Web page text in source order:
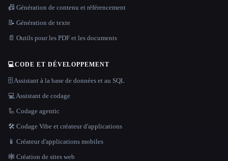
📠 Génération de contenu et référencement
📝 Génération de texte
📄 Outils pour les PDF et les documents
💻CODE ET DÉVELOPPEMENT
🗄️ Assistant à la base de données et au SQL
💻 Assistant de codage
🦾 Codage agentic
🛠️ Codage Vibe et créateur d'applications
📱 Créateur d'applications mobiles
🕸 Création de sites web